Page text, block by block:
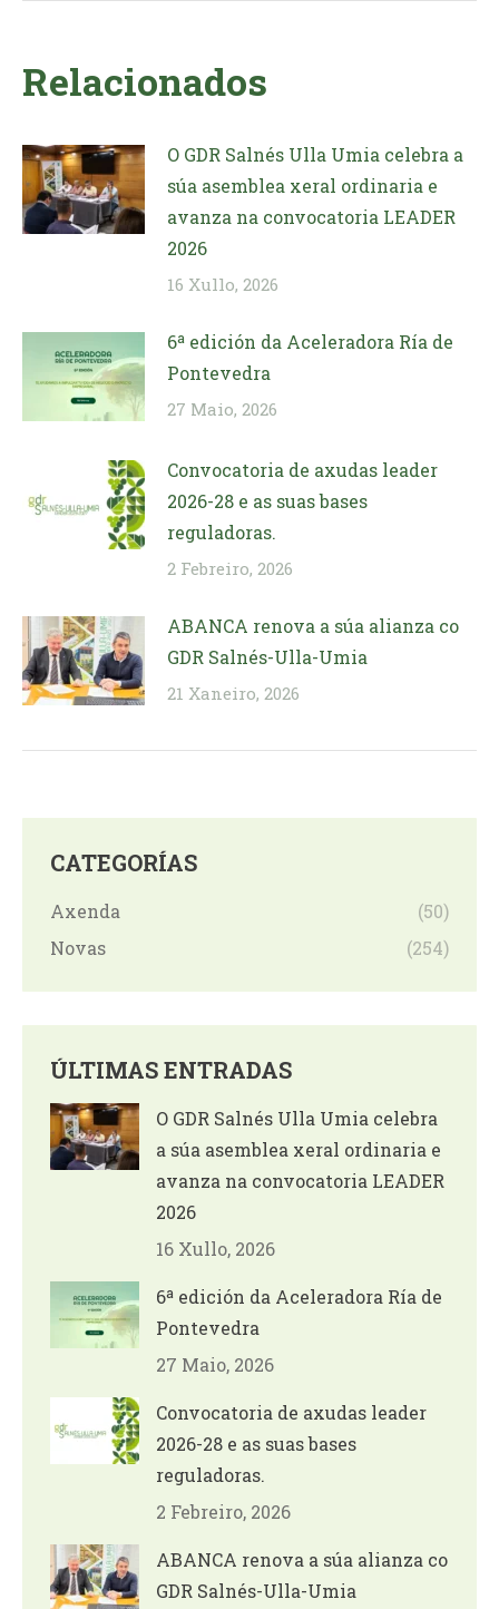
Relacionados
O GDR Salnés Ulla Umia celebra a
súa asemblea xeral ordinaria e
avanza na convocatoria LEADER
2026
16 Xullo, 2026
6ª edición da Aceleradora Ría de
Pontevedra
27 Maio, 2026
Convocatoria de axudas leader
2026-28 e as suas bases
reguladoras.
2 Febreiro, 2026
ABANCA renova a súa alianza co
GDR Salnés-Ulla-Umia
21 Xaneiro, 2026
CATEGORÍAS
Axenda
(50)
Novas
(254)
ÚLTIMAS ENTRADAS
O GDR Salnés Ulla Umia celebra
a súa asemblea xeral ordinaria e
avanza na convocatoria LEADER
2026
16 Xullo, 2026
6ª edición da Aceleradora Ría de
Pontevedra
27 Maio, 2026
Convocatoria de axudas leader
2026-28 e as suas bases
reguladoras.
2 Febreiro, 2026
ABANCA renova a súa alianza co
GDR Salnés-Ulla-Umia